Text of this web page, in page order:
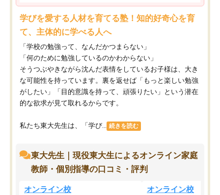
学びを愛する人材を育てる塾！知的好奇心を育
て、主体的に学べる人へ
「学校の勉強って、なんだかつまらない」
「何のために勉強しているのかわからない」
そうつぶやきながら沈んだ表情をしているお子様は、大き
な可能性を持っています。裏を返せば「もっと楽しい勉強
がしたい」「目的意識を持って、頑張りたい」という潜在
的な欲求が見て取れるからです。
私たち東大先生は、「学び... 続きを読む
東大先生｜現役東大生によるオンライン家庭
教師・個別指導の口コミ・評判
オンライン校 オンライン校